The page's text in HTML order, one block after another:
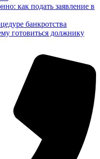
как подать заявление в
банкротства
готовиться должнику